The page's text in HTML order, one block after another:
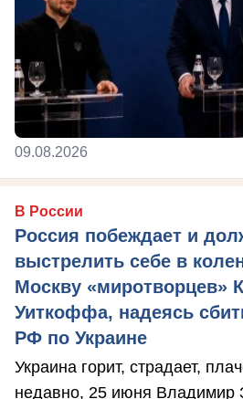
09.08.2026
В России
Россия побеждает и
выстрелить себе в
Москву «миротворцев»
Уиткоффа, надеясь
РФ по Украине
Украина горит, страдает,
недавно, 25 июня Владимир